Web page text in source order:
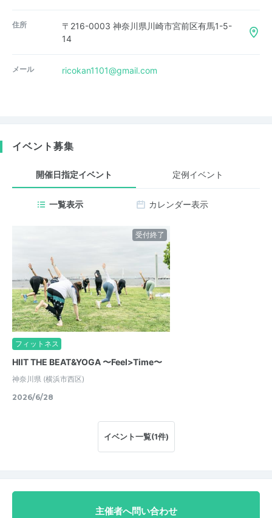
住所
〒216-0003 神奈川県川崎市宮前区有馬1-5-
14
メール ricokan1101@gmail.com
イベント募集
開催日指定イベント 定例イベント
一覧表示 カレンダー表示
受付終了
フィットネス
HIIT THE BEAT&YOGA 〜Feel>Time〜
神奈川県 (横浜市西区)
2026/6/28
イベント一覧(1件)
主催者へ問い合わせ